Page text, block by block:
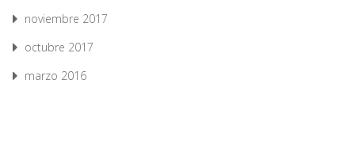
noviembre 2017
octubre 2017
marzo 2016